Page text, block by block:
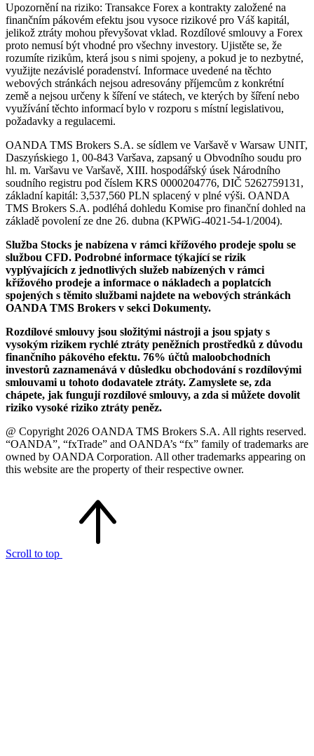
Upozornění na riziko: Transakce Forex a kontrakty založené na
finančním pákovém efektu jsou vysoce rizikové pro Váš kapitál,
jelikož ztráty mohou převyšovat vklad. Rozdílové smlouvy a Forex
proto nemusí být vhodné pro všechny investory. Ujistěte se, že
rozumíte rizikům, která jsou s nimi spojeny, a pokud je to nezbytné,
využijte nezávislé poradenství. Informace uvedené na těchto
webových stránkách nejsou adresovány příjemcům z konkrétní
země a nejsou určeny k šíření ve státech, ve kterých by šíření nebo
využívání těchto informací bylo v rozporu s místní legislativou,
požadavky a regulacemi.
OANDA TMS Brokers S.A. se sídlem ve Varšavě v Warsaw UNIT,
Daszyńskiego 1, 00-843 Varšava, zapsaný u Obvodního soudu pro
hl. m. Varšavu ve Varšavě, XIII. hospodářský úsek Národního
soudního registru pod číslem KRS 0000204776, DIČ 5262759131,
základní kapitál: 3,537,560 PLN splacený v plné výši. OANDA
TMS Brokers S.A. podléhá dohledu Komise pro finanční dohled na
základě povolení ze dne 26. dubna (KPWiG-4021-54-1/2004).
Služba Stocks je nabízena v rámci křížového prodeje spolu se
službou CFD. Podrobné informace týkající se rizik
vyplývajících z jednotlivých služeb nabízených v rámci
křížového prodeje a informace o nákladech a poplatcích
spojených s těmito službami najdete na webových stránkách
OANDA TMS Brokers v sekci Dokumenty.
Rozdílové smlouvy jsou složitými nástroji a jsou spjaty s
vysokým rizikem rychlé ztráty peněžních prostředků z důvodu
finančního pákového efektu. 76% účtů maloobchodních
investorů zaznamenává v důsledku obchodování s rozdílovými
smlouvami u tohoto dodavatele ztráty. Zamyslete se, zda
chápete, jak fungují rozdílové smlouvy, a zda si můžete dovolit
riziko vysoké riziko ztráty peněz.
@ Copyright 2026 OANDA TMS Brokers S.A. All rights reserved.
“OANDA”, “fxTrade” and OANDA’s “fx” family of trademarks are
owned by OANDA Corporation. All other trademarks appearing on
this website are the property of their respective owner.
Scroll to top